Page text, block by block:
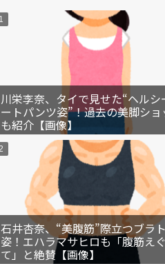
川栄李奈、タイで見せた“ヘルシ
ートパンツ姿”！過去の美脚ショ
も紹介【画像】
石井杏奈、“美腹筋”際立つブラ
姿！エハラマサヒロも「腹筋え
て」と絶賛【画像】